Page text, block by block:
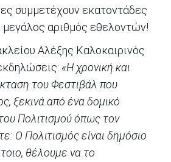
συμμετέχουν εκατοντάδες
μεγάλος αριθμός εθελοντών!
Αλέξης Καλοκαιρινός
«Η χρονική και
του Φεστιβάλ που
ξεκινά από ένα δομικό
Πολιτισμού όπως τον
Ο Πολιτισμός είναι δημόσιο
θέλουμε να το